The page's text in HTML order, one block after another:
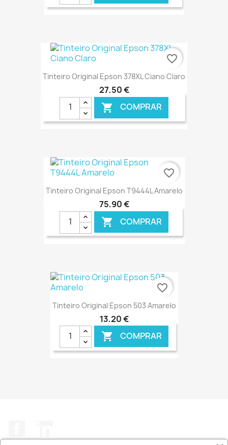
€ ONLINE
Tinteiro Original Epson 378XL Ciano Claro
27,50 €
 COMPRAR
favorite_border
Tinteiro Original Epson T9444L Amarelo
75,90 €
 COMPRAR
€ ONLINE
favorite_border
Tinteiro Original Epson 503 Amarelo
13,20 €
 COMPRAR
favorite_border